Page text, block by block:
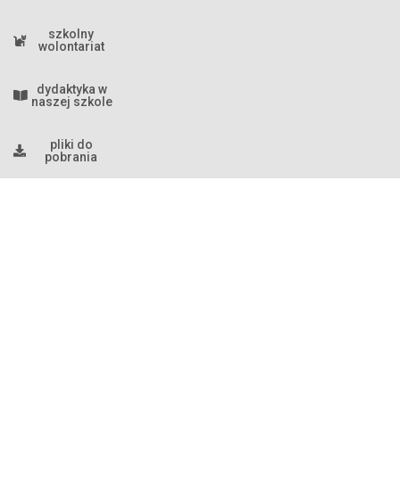
szkolny
wolontariat
dydaktyka w
naszej szkole
pliki do
pobrania